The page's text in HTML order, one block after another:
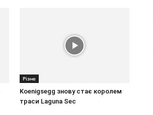
Різне
Koenigsegg знову стає королем
траси Laguna Sec